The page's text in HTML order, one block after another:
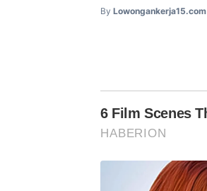
By Lowongankerja15.com